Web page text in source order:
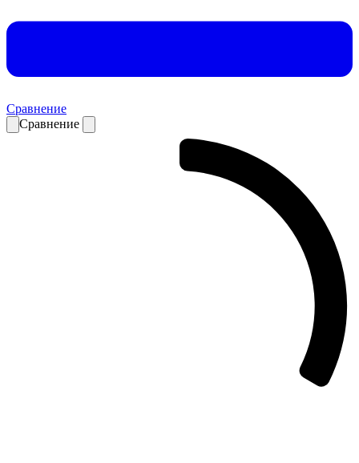
Сравнение
Сравнение